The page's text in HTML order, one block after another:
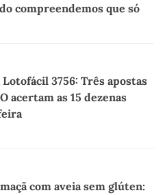
compreendemos que só
3756: Três apostas
acertam as 15 dezenas
com aveia sem glúten: